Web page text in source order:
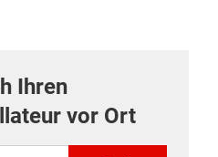
Ihren
vor Ort